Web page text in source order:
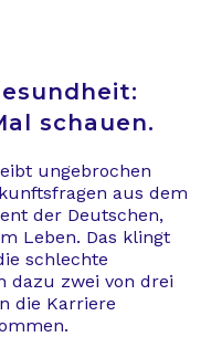
schauen.
ungebrochen
aus dem
der Deutschen,
Leben. Das klingt
schlechte
dazu zwei von drei
die Karriere